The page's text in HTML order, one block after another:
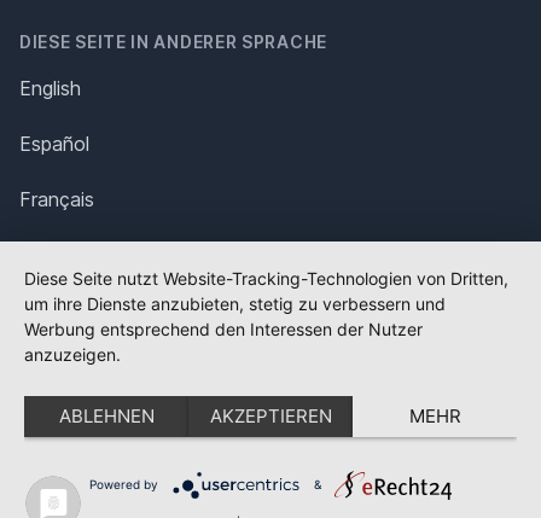
DIESE SEITE IN ANDERER SPRACHE
English
Español
Français
Polska
Português
Nederlands
Svenska
Diese Seite nutzt Website-Tracking-Technologien von Dritten,
um ihre Dienste anzubieten, stetig zu verbessern und
Werbung entsprechend den Interessen der Nutzer
anzuzeigen.
ABLEHNEN AKZEPTIEREN MEHR
Powered by &